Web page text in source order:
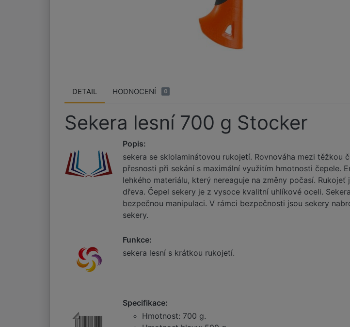
DETAIL HODNOCENÍ 0
Sekera lesní 700 g Stocker
Popis:
sekera se sklolaminátovou rukojetí. Rovnováha mezi
přesnosti při sekání s maximální využitím hmotnosti čepele.
lehkého materiálu, který nereaguje na změny počasí.
dřeva. Čepel sekery je z vysoce kvalitní uhlíkové oceli.
bezpečnou manipulaci. V rámci bezpečnosti jsou sekery
sekery.
Funkce:
sekera lesní s krátkou rukojetí.
Specifikace:
Hmotnost: 700 g.